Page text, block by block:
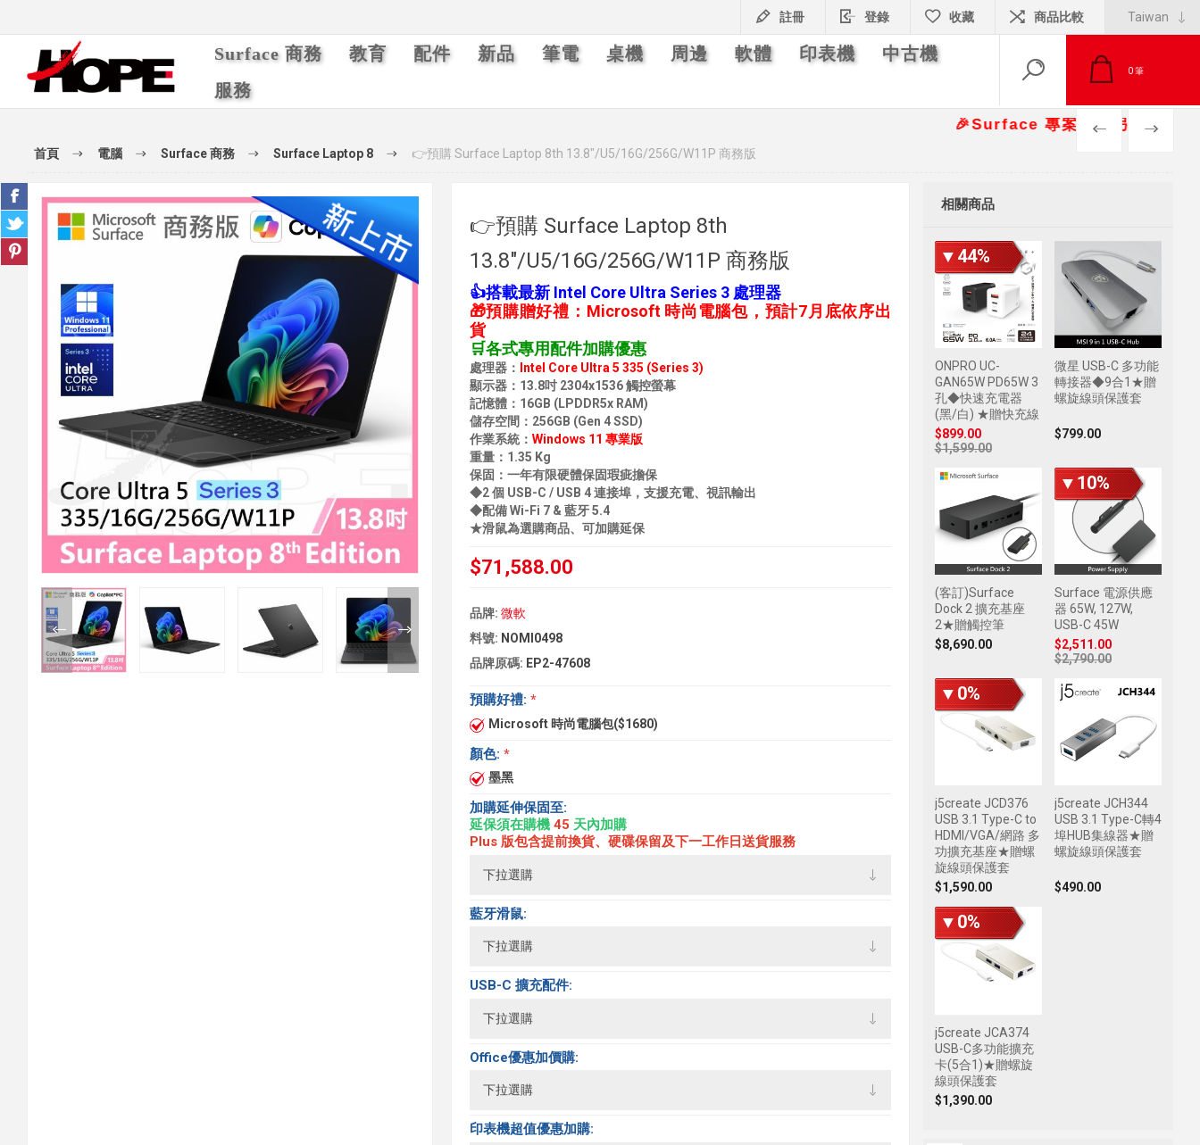
註冊 登錄 收藏 商品比較
Surface 商務 教育 配件 新品 筆電 桌機 周邊 軟體 印表機
中古機
服務
0筆
🎉Surface 專案報價另有優惠折扣
首頁 電腦 Surface 商務 Surface Laptop 8 👉預購 Surface Laptop 8th 13.8"/U5/16G/256G/W11P 商務版
PREV NEXT
👉預購 Surface Laptop 8th
13.8"/U5/16G/256G/W11P 商務版
👍搭載最新 Intel Core Ultra Series 3 處理器
🎁預購贈好禮：Microsoft 時尚電腦包，預計7月底依序出
貨
🛒各式專用配件加購優惠
處理器：
Intel Core Ultra 5 335 (Series 3)
顯示器：13.8吋 2304x1536 觸控螢幕
記憶體：16GB (LPDDR5x RAM)
儲存空間：256GB (Gen 4 SSD)
作業系統： Windows 11 專業版
重量：1.35 Kg
保固：一年有限硬體保固瑕疵擔保
◆2 個 USB-C / USB 4 連接埠，支援充電、視訊輸出
◆配備 Wi-Fi 7 & 藍牙 5.4
★滑鼠為選購商品、可加購延保
$71,588.00
品牌: 微軟
料號: NOMI0498
品牌原碼: EP2-47608
預購好禮: *
Microsoft 時尚電腦包($1680)
顏色: *
墨黑
加購延伸保固至:
延保須在購機 45 天內加購
Plus 版包含提前換貨、硬碟保留及下一工作日送貨服務
藍牙滑鼠:
USB-C 擴充配件:
Office優惠加價購:
印表機超值優惠加購:
相關商品
▼44%
ONPRO UC-
GAN65W PD65W 3
孔◆快速充電器
(黑/白) ★贈快充線
$899.00
$1,599.00
微星 USB-C 多功能
轉接器◆9合1★贈
螺旋線頭保護套
$799.00
(客訂)Surface
Dock 2 擴充基座
2★贈觸控筆
$8,690.00
▼10%
Surface 電源供應
器 65W, 127W,
USB-C 45W
$2,511.00
$2,790.00
▼0%
j5create JCD376
USB 3.1 Type-C to
HDMI/VGA/網路 多
功擴充基座★贈螺
旋線頭保護套
$1,590.00
j5create JCH344
USB 3.1 Type-C轉4
埠HUB集線器★贈
螺旋線頭保護套
$490.00
▼0%
j5create JCA374
USB-C多功能擴充
卡(5合1)★贈螺旋
線頭保護套
$1,390.00